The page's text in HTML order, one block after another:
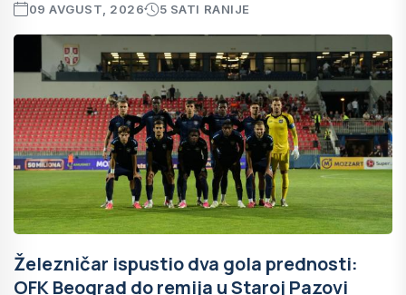
09 AVGUST, 2026 5 SATI RANIJE
Železničar ispustio dva gola prednosti:
OFK Beograd do remija u Staroj Pazovi